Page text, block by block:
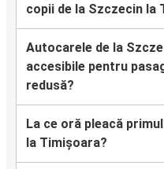
copii de la Szczecin la
Autocarele de la
accesibile pentru
redusă?
La ce oră pleacă
la Timișoara?